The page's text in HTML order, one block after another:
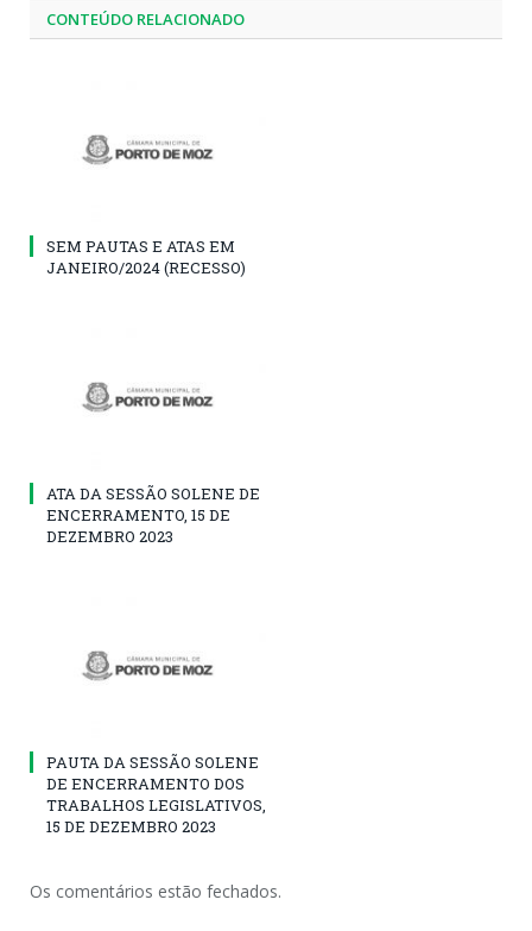
CONTEÚDO RELACIONADO
SEM PAUTAS E ATAS EM
JANEIRO/2024 (RECESSO)
ATA DA SESSÃO SOLENE DE
ENCERRAMENTO, 15 DE
DEZEMBRO 2023
PAUTA DA SESSÃO SOLENE
DE ENCERRAMENTO DOS
TRABALHOS LEGISLATIVOS,
15 DE DEZEMBRO 2023
Os comentários estão fechados.